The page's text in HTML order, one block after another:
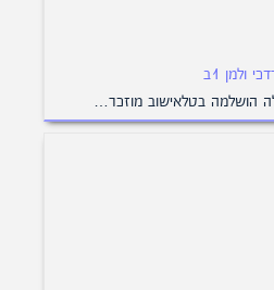
ולמן 1ב
הושלמה בטלאישוב מוזכר…